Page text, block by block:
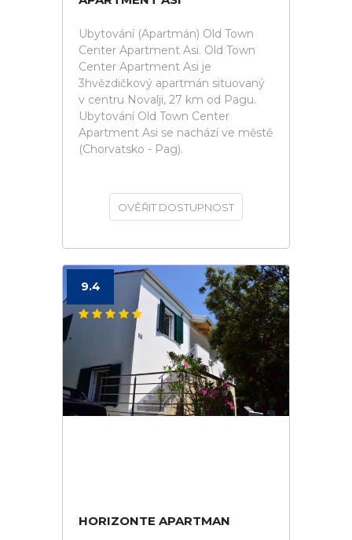
Ubytování (Apartmán) Old Town
Center Apartment Asi. Old Town
Center Apartment Asi je
3hvězdičkový apartmán situovaný
v centru Novalji, 27 km od Pagu.
Ubytování Old Town Center
Apartment Asi se nachází ve městě
(Chorvatsko - Pag).
OVĚŘIT DOSTUPNOST
9.4
HORIZONTE APARTMAN